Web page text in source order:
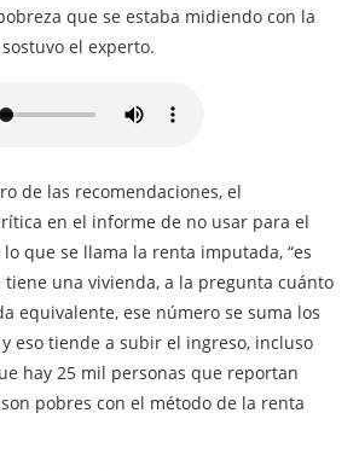
que se estaba midiendo con la
el experto.
de las recomendaciones, el
en el informe de no usar para el
que se llama la renta imputada, “es
una vivienda, a la pregunta cuánto
equivalente, ese número se suma los
eso tiende a subir el ingreso, incluso
hay 25 mil personas que reportan
pobres con el método de la renta